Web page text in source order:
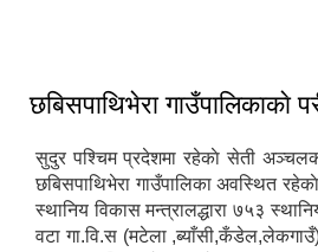
छबिसपाथिभेरा गाउँपालिकाकाे
सुदुर पश्चिम प्रदेशमा रहेकाे सेती
छबिसपाथिभेरा गाउँपालिका अवस्थित
स्थानिय विकास मन्त्रालद्धारा ७५३
वटा गा.वि.स (मटेला